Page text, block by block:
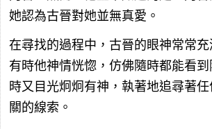
她認為古晉對她並無真愛。
在尋找的過程中，古晉的眼神常常充
有時他神情恍惚，仿佛隨時都能看
時又目光炯炯有神，執著地追尋著
關的線索。